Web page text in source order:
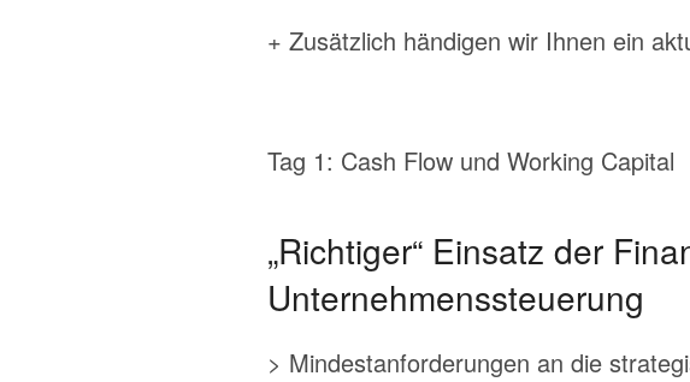
+ Zusätzlich händigen wir Ihnen ein
Tag 1: Cash Flow und Working Capital
„Richtiger“ Einsatz der
Unternehmenssteuerung
> Mindestanforderungen an die